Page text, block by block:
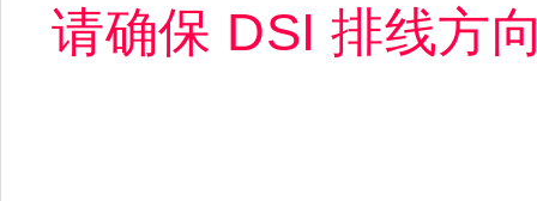
请确保 DSI 排线方